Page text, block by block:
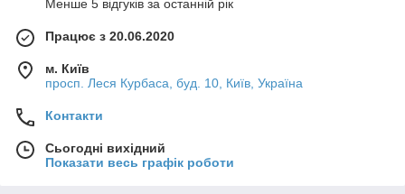
Менше 5 відгуків за останній рік
Працює з 20.06.2020
м. Київ
просп. Леся Курбаса, буд. 10, Київ, Україна
Контакти
Сьогодні вихідний
Показати весь графік роботи